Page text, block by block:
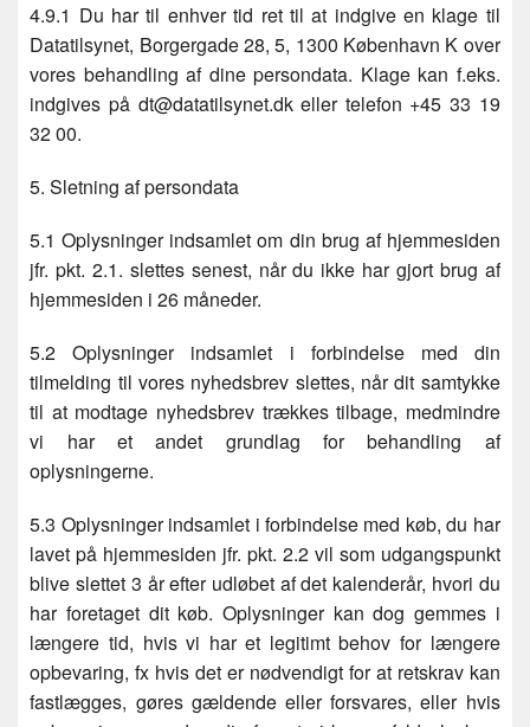
4.9.1 Du har til enhver tid ret til at indgive en klage til
Datatilsynet, Borgergade 28, 5, 1300 København K over
vores behandling af dine persondata. Klage kan f.eks.
indgives på dt@datatilsynet.dk eller telefon +45 33 19
32 00.
5. Sletning af persondata
5.1 Oplysninger indsamlet om din brug af hjemmesiden
jfr. pkt. 2.1. slettes senest, når du ikke har gjort brug af
hjemmesiden i 26 måneder.
5.2 Oplysninger indsamlet i forbindelse med din
tilmelding til vores nyhedsbrev slettes, når dit samtykke
til at modtage nyhedsbrev trækkes tilbage, medmindre
vi har et andet grundlag for behandling af
oplysningerne.
5.3 Oplysninger indsamlet i forbindelse med køb, du har
lavet på hjemmesiden jfr. pkt. 2.2 vil som udgangspunkt
blive slettet 3 år efter udløbet af det kalenderår, hvori du
har foretaget dit køb. Oplysninger kan dog gemmes i
længere tid, hvis vi har et legitimt behov for længere
opbevaring, fx hvis det er nødvendigt for at retskrav kan
fastlægges, gøres gældende eller forsvares, eller hvis